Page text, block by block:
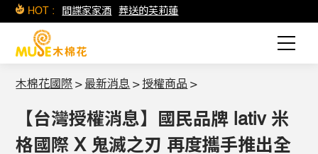
HOT : 間諜家家酒 葬送的芙莉蓮
木棉花國際 > 最新消息 >授權商品 >
【台灣授權消息】國民品牌 lativ 米
格國際 X 鬼滅之刃 再度攜手推出全